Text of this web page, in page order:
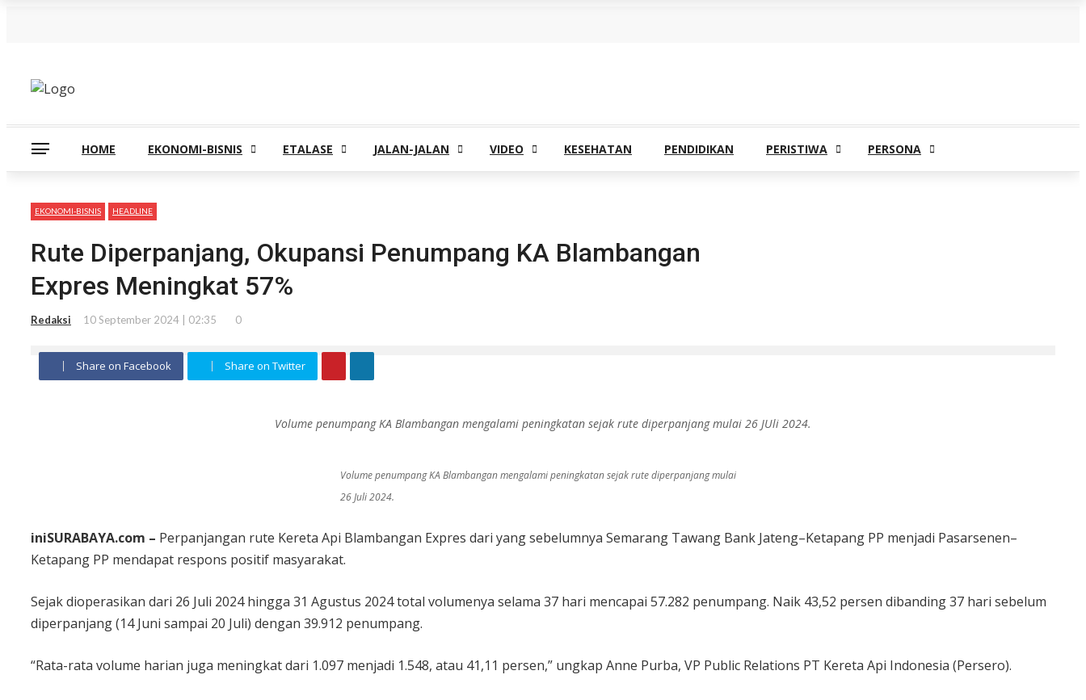
HOME EKONOMI-BISNIS ETALASE JALAN-JALAN VIDEO KESEHATAN PENDIDIKAN PERISTIWA PERSONA
EKONOMI-BISNIS HEADLINE
Rute Diperpanjang, Okupansi Penumpang KA Blambangan
Expres Meningkat 57%
Redaksi 10 September 2024 | 02:35 0
Share on Facebook Share on Twitter
Volume penumpang KA Blambangan mengalami peningkatan sejak rute diperpanjang mulai 26 JUli 2024.
Volume penumpang KA Blambangan mengalami peningkatan sejak rute diperpanjang mulai
26 Juli 2024.
iniSURABAYA.com – Perpanjangan rute Kereta Api Blambangan Expres dari yang sebelumnya Semarang Tawang Bank Jateng–Ketapang PP menjadi Pasarsenen–
Ketapang PP mendapat respons positif masyarakat.
Sejak dioperasikan dari 26 Juli 2024 hingga 31 Agustus 2024 total volumenya selama 37 hari mencapai 57.282 penumpang. Naik 43,52 persen dibanding 37 hari sebelum
diperpanjang (14 Juni sampai 20 Juli) dengan 39.912 penumpang.
“Rata-rata volume harian juga meningkat dari 1.097 menjadi 1.548, atau 41,11 persen,” ungkap Anne Purba, VP Public Relations PT Kereta Api Indonesia (Persero).